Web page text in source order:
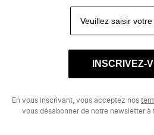
INSCRIVEZ-
En vous inscrivant, vous acceptez nos
vous désabonner de notre newsletter